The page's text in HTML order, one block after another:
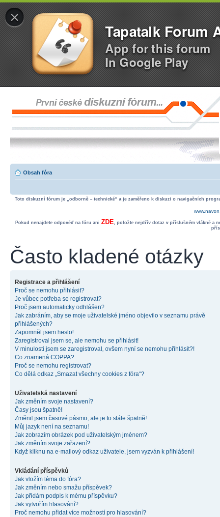
×
Tapatalk Forum
App for this forum
In Google Play
Obsah fóra
Toto diskuzní fórum je „odborně – technické“ a je zaměřeno k diskuzi o navigačních
Pokud nenajdete odpověď na fóru ani ZDE, položte nejdřív dotaz v příslušném vlákně a
Často kladené otázky
Registrace a přihlášení
Proč se nemohu přihlásit?
Je vůbec potřeba se registrovat?
Proč jsem automaticky odhlášen?
Jak zabráním, aby se moje uživatelské jméno objevilo v seznamu právě
přihlášených?
Zapomněl jsem heslo!
Zaregistroval jsem se, ale nemohu se přihlásit!
V minulosti jsem se zaregistroval, ovšem nyní se nemohu přihlásit?!
Co znamená COPPA?
Proč se nemohu registrovat?
Co dělá odkaz „Smazat všechny cookies z fóra“?
Uživatelská nastavení
Jak změním svoje nastavení?
Časy jsou špatně!
Změnil jsem časové pásmo, ale je to stále špatně!
Můj jazyk není na seznamu!
Jak zobrazím obrázek pod uživatelským jménem?
Jak změním svoje zařazení?
Když kliknu na e-mailový odkaz uživatele, jsem vyzván k přihlášení!
Vkládání příspěvků
Jak vložím téma do fóra?
Jak změním nebo smažu příspěvek?
Jak přidám podpis k mému příspěvku?
Jak vytvořím hlasování?
Proč nemohu přidat více možností pro hlasování?